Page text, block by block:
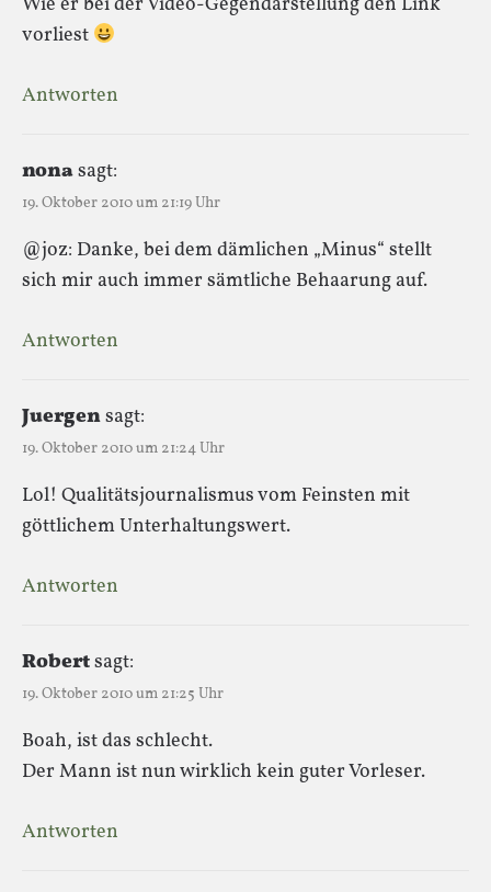
vorliest
Antworten
nonasagt:
19. Oktober 2010 um 21:19 Uhr
@joz: Danke, bei dem dämlichen „Minus“ stellt
sich mir auch immer sämtliche Behaarung auf.
Antworten
Juergensagt:
19. Oktober 2010 um 21:24 Uhr
Lol! Qualitätsjournalismus vom Feinsten mit
göttlichem Unterhaltungswert.
Antworten
Robertsagt:
19. Oktober 2010 um 21:25 Uhr
Boah, ist das schlecht.
Der Mann ist nun wirklich kein guter Vorleser.
Antworten